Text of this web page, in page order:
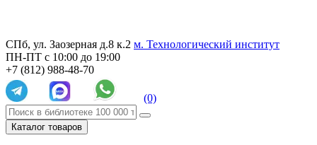
СПб, ул. Заозерная д.8 к.2 м. Технологический институт
ПН-ПТ с 10:00 до 19:00
+7 (812) 988-48-70
(0)
Каталог товаров